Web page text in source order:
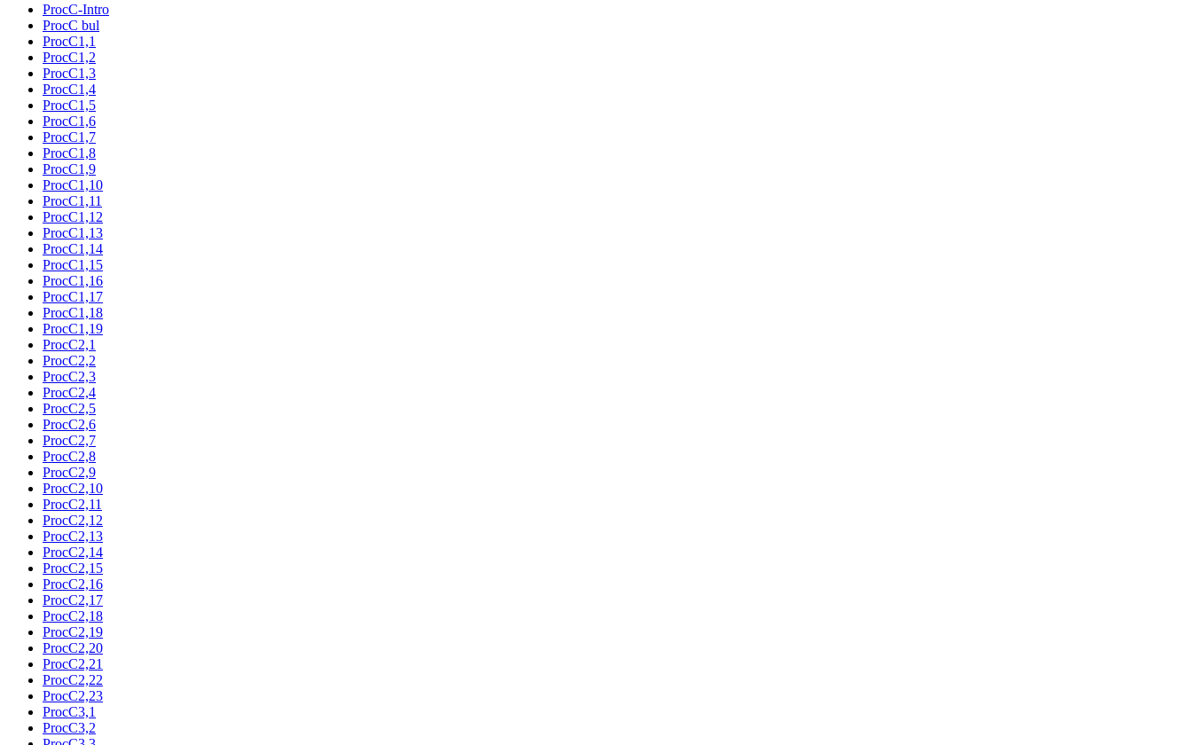
ProcC-Intro
ProcC bul
ProcC1,1
ProcC1,2
ProcC1,3
ProcC1,4
ProcC1,5
ProcC1,6
ProcC1,7
ProcC1,8
ProcC1,9
ProcC1,10
ProcC1,11
ProcC1,12
ProcC1,13
ProcC1,14
ProcC1,15
ProcC1,16
ProcC1,17
ProcC1,18
ProcC1,19
ProcC2,1
ProcC2,2
ProcC2,3
ProcC2,4
ProcC2,5
ProcC2,6
ProcC2,7
ProcC2,8
ProcC2,9
ProcC2,10
ProcC2,11
ProcC2,12
ProcC2,13
ProcC2,14
ProcC2,15
ProcC2,16
ProcC2,17
ProcC2,18
ProcC2,19
ProcC2,20
ProcC2,21
ProcC2,22
ProcC2,23
ProcC3,1
ProcC3,2